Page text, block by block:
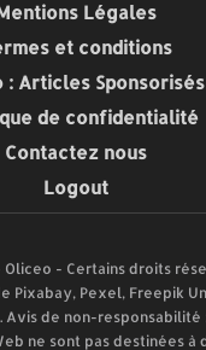
Légales
et conditions
: Articles Sponsorisés
de confidentialité
Contactez nous
Logout
- Certains droits
Pixabay, Pexel, Freepik
Avis de non-responsabilité
ne sont pas destinées à